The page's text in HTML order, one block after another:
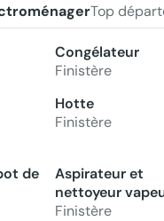
Top
Congélateur
Finistère
Hotte
Finistère
de
Aspirateur et
nettoyeur
Finistère